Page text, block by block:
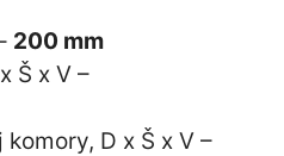
200 mm
Š x V –
D x Š x V –